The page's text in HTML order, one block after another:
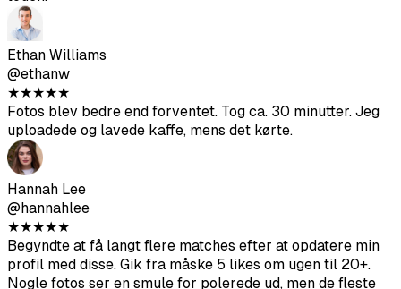
Priya Singh
@priyasingh
★★★ ★★
Nogle fotos er meget brugbare, hvis du giver det gode
input. Platformoptimeringen til forskellige apps er en nice
touch.
Ethan Williams
@ethanw
★★★★★
Fotos blev bedre end forventet. Tog ca. 30 minutter. Jeg
uploadede og lavede kaffe, mens det kørte.